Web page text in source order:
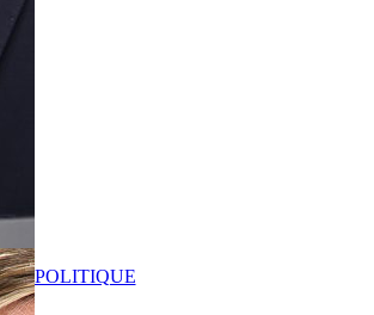
POLITIQUE